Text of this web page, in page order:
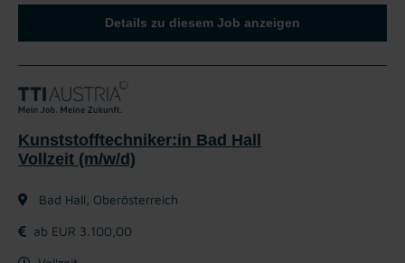
Details zu diesem Job anzeigen
Kunststofftechniker:in Bad Hall
Vollzeit (m/w/d)
Bad Hall, Oberösterreich
ab EUR 3.100,00